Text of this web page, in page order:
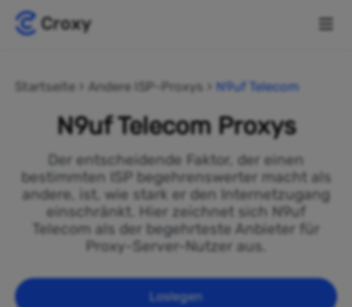
Startseite Andere ISP-Proxys N9uf Telecom
N9uf Telecom Proxys
Der entscheidende Faktor, der einen
bestimmten ISP begehrenswerter macht als
andere, ist, wie stark er den Internetzugang
einschränkt. Hier zeichnet sich N9uf
Telecom als der begehrteste Anbieter für
Proxy-Server-Nutzer aus.
Loslegen